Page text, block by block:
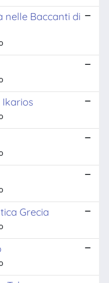
nelle Baccanti di
Ikarios
Grecia